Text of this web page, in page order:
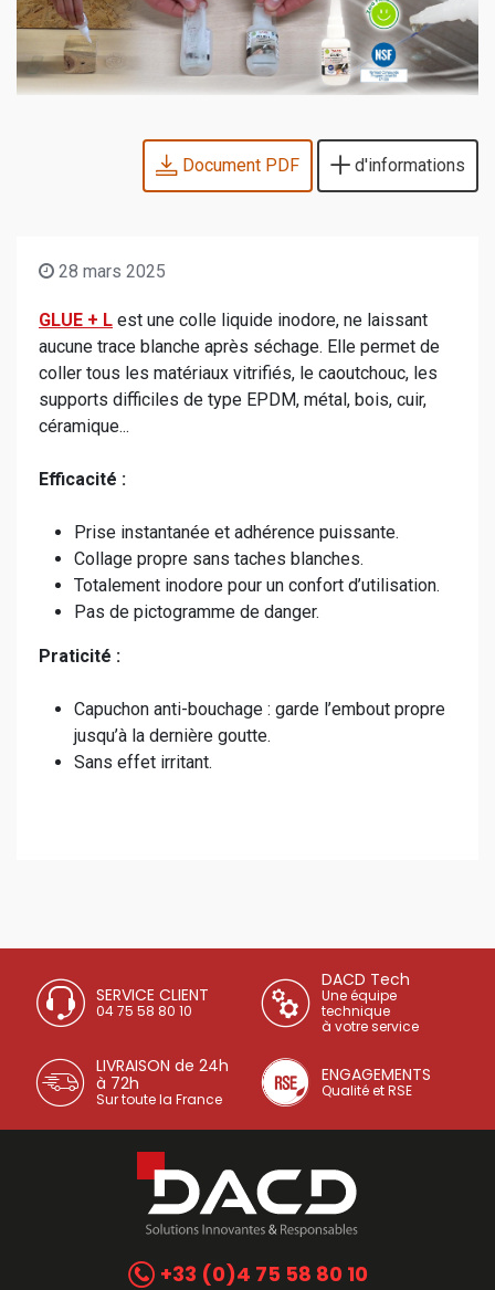
Document PDF d'informations
28 mars 2025
GLUE + L est une colle liquide inodore, ne laissant
aucune trace blanche après séchage. Elle permet de
coller tous les matériaux vitrifiés, le caoutchouc, les
supports difficiles de type EPDM, métal, bois, cuir,
céramique...
Efficacité :
Prise instantanée et adhérence puissante.
Collage propre sans taches blanches.
Totalement inodore pour un confort d’utilisation.
Pas de pictogramme de danger.
Praticité :
Capuchon anti-bouchage : garde l’embout propre
jusqu’à la dernière goutte.
Sans effet irritant.
SERVICE CLIENT
04 75 58 80 10
DACD Tech
Une équipe
technique
à votre service
LIVRAISON de 24h
à 72h
Sur toute la France
ENGAGEMENTS
Qualité et RSE
+33 (0)4 75 58 80 10